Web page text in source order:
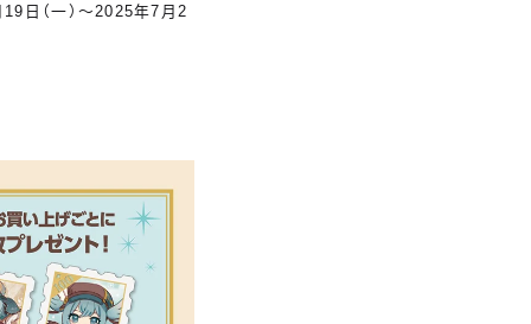
日（一）～2025年7月2